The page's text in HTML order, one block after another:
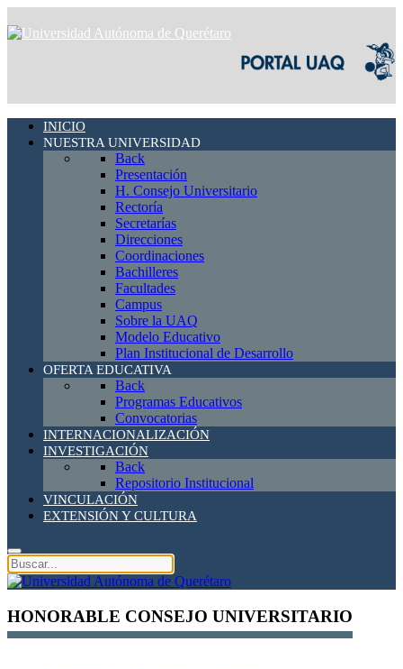
INICIO
NUESTRA UNIVERSIDAD
Back
Presentación
H. Consejo Universitario
Rectoría
Secretarías
Direcciones
Coordinaciones
Bachilleres
Facultades
Campus
Sobre la UAQ
Modelo Educativo
Plan Institucional de Desarrollo
OFERTA EDUCATIVA
Back
Programas Educativos
Convocatorias
INTERNACIONALIZACIÓN
INVESTIGACIÓN
Back
Repositorio Institucional
VINCULACIÓN
EXTENSIÓN Y CULTURA
HONORABLE CONSEJO UNIVERSITARIO